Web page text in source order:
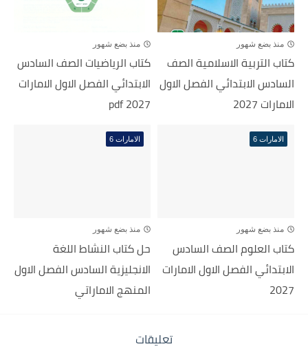
منذ بضع شهور
كتاب التربية الاسلامية الصف
السادس الابتدائي الفصل الاول
الامارات 2027
منذ بضع شهور
كتاب الرياضيات الصف السادس
الابتدائي الفصل الاول الامارات
2027 pdf
الامارات 6
منذ بضع شهور
كتاب العلوم الصف السادس
الابتدائي الفصل الاول الامارات
2027
الامارات 6
منذ بضع شهور
حل كتاب النشاط اللغة
الانجليزية السادس الفصل الاول
المنهج الاماراتي
تعليقات